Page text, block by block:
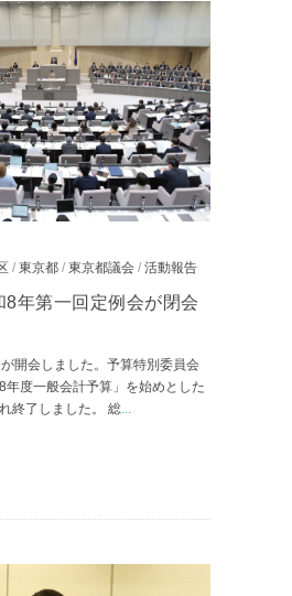
/ 東京都 / 東京都議会 / 活動報告
8年第一回定例会が閉会
開会しました。予算特別委員会
年度一般会計予算」を始めとした
終了しました。 総